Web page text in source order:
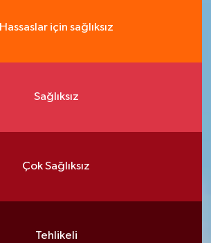
Hassaslar için sağlıksız
Sağlıksız
Çok Sağlıksız
Tehlikeli